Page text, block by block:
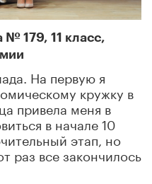
№ 179, 11 класс,
На первую я
кружку в
привела меня в
в начале 10
этап, но
раз все закончилось